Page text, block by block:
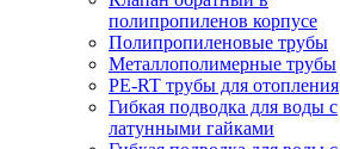
полипропиленов корпусе
Полипропиленовые трубы
Металлополимерные трубы
PE-RT трубы для отопления
Гибкая подводка для воды с
латунными гайками